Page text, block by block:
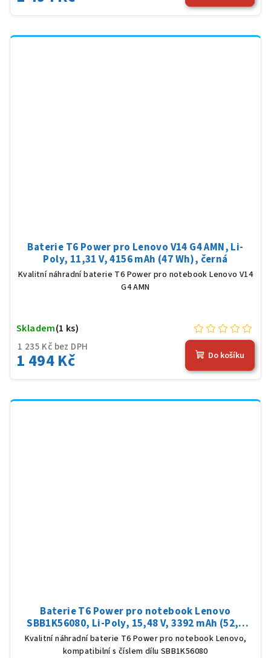
Baterie T6 Power pro Lenovo V14 G4 AMN, Li-
Poly, 11,31 V, 4156 mAh (47 Wh), černá
Kvalitní náhradní baterie T6 Power pro notebook Lenovo V14
G4 AMN
1 235 Kč bez DPH
1 494 Kč
Skladem(1 ks)
Do košíku
Baterie T6 Power pro notebook Lenovo
SBB1K56080, Li-Poly, 15,48 V, 3392 mAh (52,5
Wh), černá
Kvalitní náhradní baterie T6 Power pro notebook Lenovo,
kompatibilní s číslem dílu SBB1K56080